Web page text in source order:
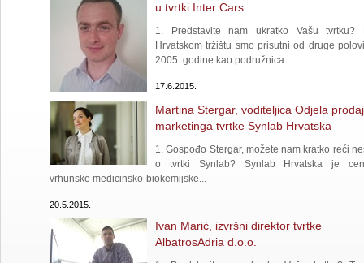
u tvrtki Inter Cars
1. Predstavite nam ukratko Vašu tvrtku?
Hrvatskom tržištu smo prisutni od druge
2005. godine kao podružnica...
17.6.2015.
Martina Stergar, voditeljica Odjela
marketinga tvrtke Synlab Hrvatska
1. Gospođo Stergar, možete nam kratko reći
o tvrtki Synlab? Synlab Hrvatska je
vrhunske medicinsko-biokemijske...
20.5.2015.
Ivan Marić, izvršni direktor tvrtke
AlbatrosAdria d.o.o.